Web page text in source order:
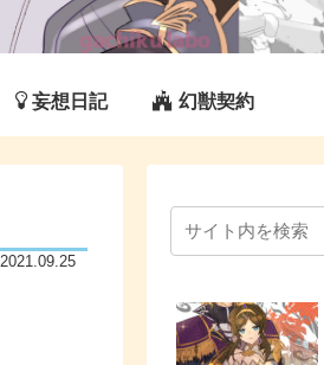
妄想日記 幻獣契約
2021.09.25